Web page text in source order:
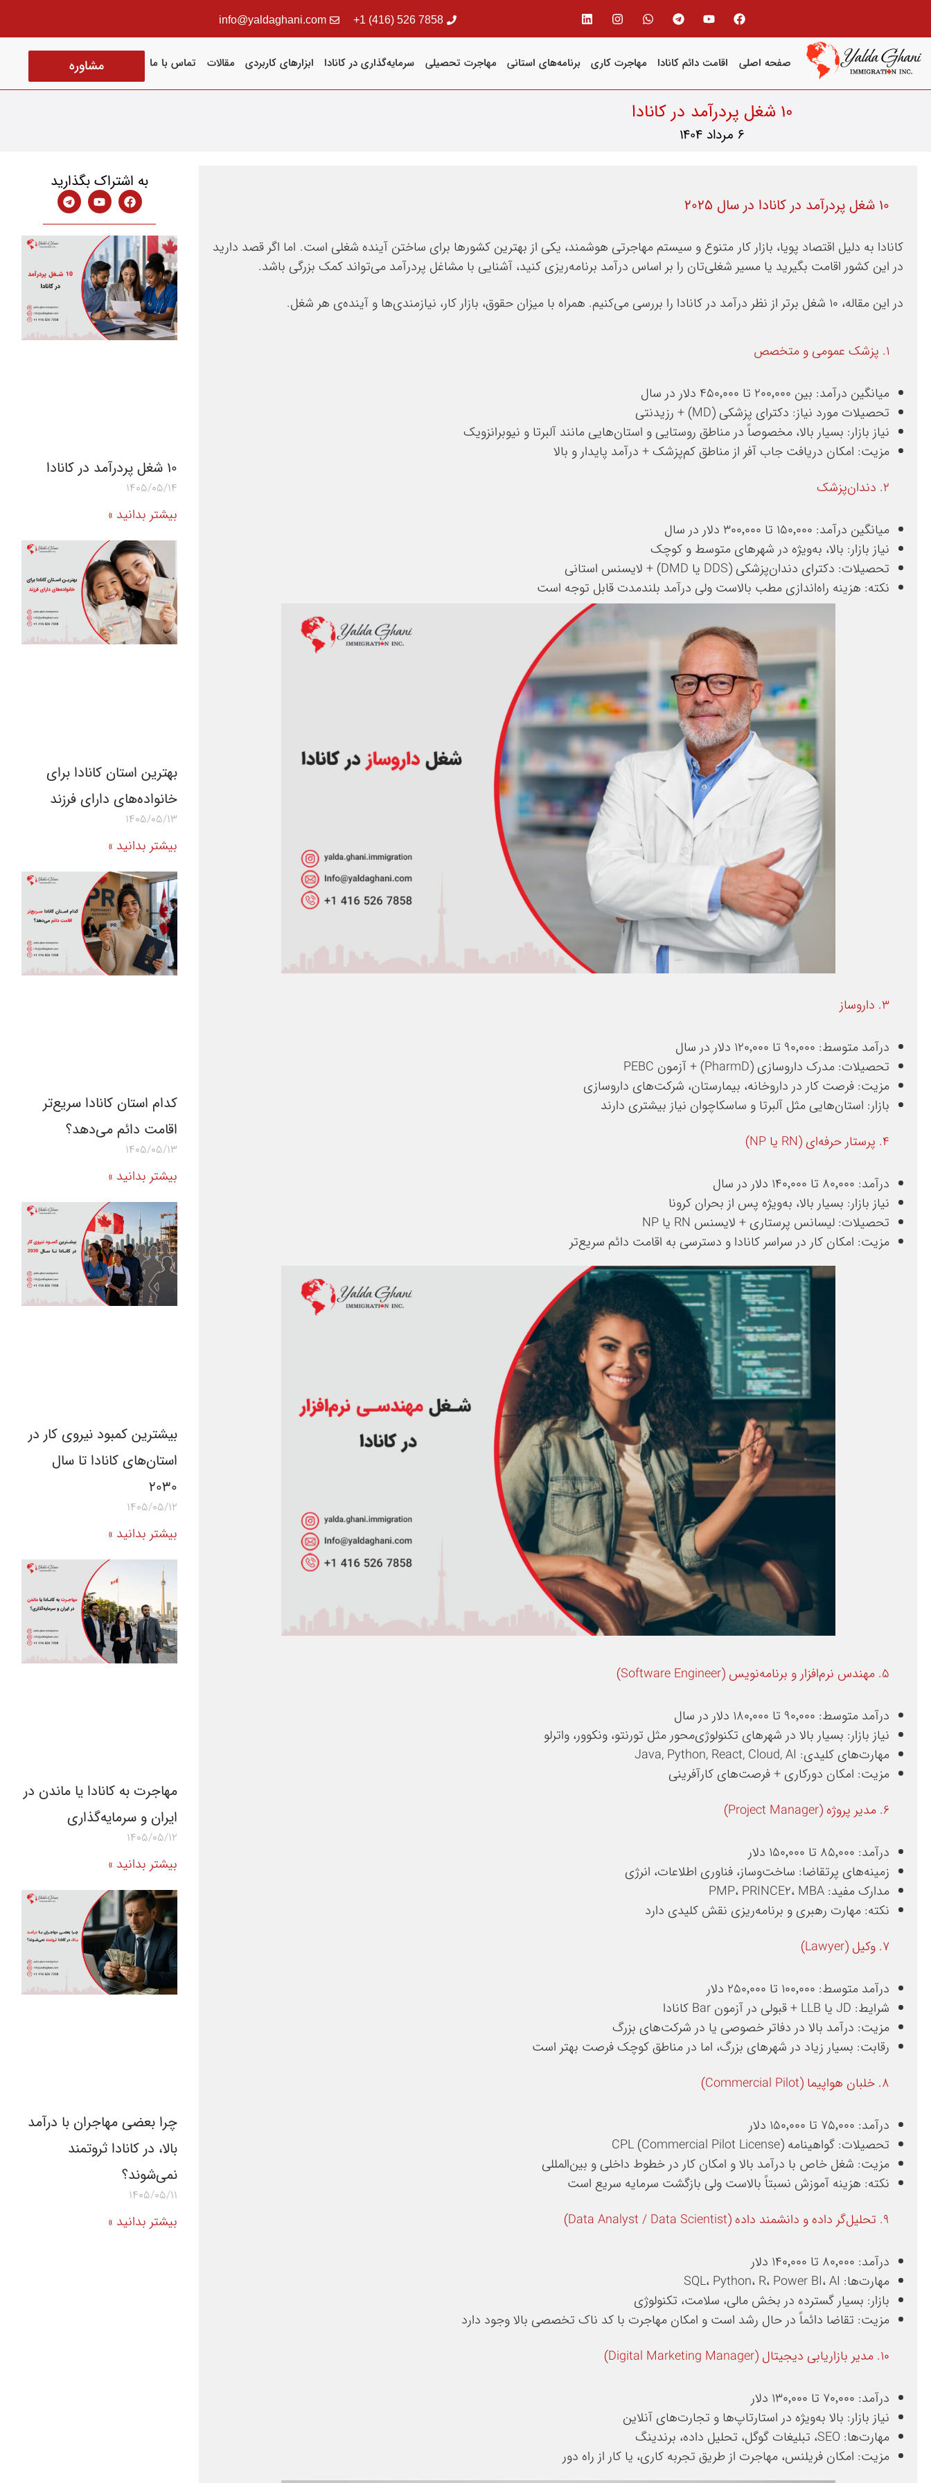
7858 526 (416) 1+
info@yaldaghani.com
صفحه اصلی اقامت دائم کانادا مهاجرت کاری برنامه‌های استانی مهاجرت تحصیلی سرمایه‌گذاری در کانادا ابزارهای کاربردی مقالات تماس با ما مشاوره
10 شغل پردرآمد در کانادا
6 مرداد 1404
۱۰ شغل پردرآمد در کانادا در سال ۲۰۲۵
کانادا به دلیل اقتصاد پویا، بازار کار متنوع و سیستم مهاجرتی هوشمند، یکی از بهترین کشورها برای ساختن آینده شغلی است. اما اگر قصد دارید
در این کشور اقامت بگیرید یا مسیر شغلی‌تان را بر اساس درآمد برنامه‌ریزی کنید، آشنایی با مشاغل پردرآمد می‌تواند کمک بزرگی باشد.
در این مقاله، ۱۰ شغل برتر از نظر درآمد در کانادا را بررسی می‌کنیم. همراه با میزان حقوق، بازار کار، نیازمندی‌ها و آینده‌ی هر شغل.
۱. پزشک عمومی و متخصص
میانگین درآمد: بین ۲۰۰٬۰۰۰ تا ۴۵۰٬۰۰۰ دلار در سال
تحصیلات مورد نیاز: دکترای پزشکی (MD) + رزیدنتی
نیاز بازار: بسیار بالا، مخصوصاً در مناطق روستایی و استان‌هایی مانند آلبرتا و نیوبرانزویک
مزیت: امکان دریافت جاب آفر از مناطق کم‌پزشک + درآمد پایدار و بالا
۲. دندان‌پزشک
میانگین درآمد: ۱۵۰٬۰۰۰ تا ۳۰۰٬۰۰۰ دلار در سال
نیاز بازار: بالا، به‌ویژه در شهرهای متوسط و کوچک
تحصیلات: دکترای دندان‌پزشکی (DDS یا DMD) + لایسنس استانی
نکته: هزینه راه‌اندازی مطب بالاست ولی درآمد بلندمدت قابل توجه است
۳. داروساز
درآمد متوسط: ۹۰٬۰۰۰ تا ۱۲۰٬۰۰۰ دلار در سال
تحصیلات: مدرک داروسازی (PharmD) + آزمون PEBC
مزیت: فرصت کار در داروخانه، بیمارستان، شرکت‌های داروسازی
بازار: استان‌هایی مثل آلبرتا و ساسکاچوان نیاز بیشتری دارند
۴. پرستار حرفه‌ای (RN یا NP)
درآمد: ۸۰٬۰۰۰ تا ۱۴۰٬۰۰۰ دلار در سال
نیاز بازار: بسیار بالا، به‌ویژه پس از بحران کرونا
تحصیلات: لیسانس پرستاری + لایسنس RN یا NP
مزیت: امکان کار در سراسر کانادا و دسترسی به اقامت دائم سریع‌تر
۵. مهندس نرم‌افزار و برنامه‌نویس (Software Engineer)
درآمد متوسط: ۹۰٬۰۰۰ تا ۱۸۰٬۰۰۰ دلار در سال
نیاز بازار: بسیار بالا در شهرهای تکنولوژی‌محور مثل تورنتو، ونکوور، واترلو
مهارت‌های کلیدی: Java, Python, React, Cloud, AI
مزیت: امکان دورکاری + فرصت‌های کارآفرینی
۶. مدیر پروژه (Project Manager)
درآمد: ۸۵٬۰۰۰ تا ۱۵۰٬۰۰۰ دلار
زمینه‌های پرتقاضا: ساخت‌وساز، فناوری اطلاعات، انرژی
مدارک مفید: PMP، PRINCE2، MBA
نکته: مهارت رهبری و برنامه‌ریزی نقش کلیدی دارد
۷. وکیل (Lawyer)
درآمد متوسط: ۱۰۰٬۰۰۰ تا ۲۵۰٬۰۰۰ دلار
شرایط: JD یا LLB + قبولی در آزمون Bar کانادا
مزیت: درآمد بالا در دفاتر خصوصی یا در شرکت‌های بزرگ
رقابت: بسیار زیاد در شهرهای بزرگ، اما در مناطق کوچک فرصت بهتر است
۸. خلبان هواپیما (Commercial Pilot)
درآمد: ۷۵٬۰۰۰ تا ۱۵۰٬۰۰۰ دلار
تحصیلات: گواهینامه CPL (Commercial Pilot License)
مزیت: شغل خاص با درآمد بالا و امکان کار در خطوط داخلی و بین‌المللی
نکته: هزینه آموزش نسبتاً بالاست ولی بازگشت سرمایه سریع است
۹. تحلیل‌گر داده و دانشمند داده (Data Analyst / Data Scientist)
درآمد: ۸۰٬۰۰۰ تا ۱۴۰٬۰۰۰ دلار
مهارت‌ها: SQL، Python، R، Power BI، AI
بازار: بسیار گسترده در بخش مالی، سلامت، تکنولوژی
مزیت: تقاضا دائماً در حال رشد است و امکان مهاجرت با کد ناک تخصصی بالا وجود دارد
۱۰. مدیر بازاریابی دیجیتال (Digital Marketing Manager)
درآمد: ۷۰٬۰۰۰ تا ۱۳۰٬۰۰۰ دلار
نیاز بازار: بالا به‌ویژه در استارتاپ‌ها و تجارت‌های آنلاین
مهارت‌ها: SEO، تبلیغات گوگل، تحلیل داده، برندینگ
مزیت: امکان فریلنس، مهاجرت از طریق تجربه کاری، یا کار از راه دور
به اشتراک بگذارید
10 شغل پردرآمد در کانادا
1405/05/14
بیشتر بدانید »
بهترین استان کانادا برای
خانواده‌های دارای فرزند
1405/05/13
بیشتر بدانید »
کدام استان کانادا سریع‌تر
اقامت دائم می‌دهد؟
1405/05/13
بیشتر بدانید »
بیشترین کمبود نیروی کار در
استان‌های کانادا تا سال
۲۰۳۰
1405/05/12
بیشتر بدانید »
مهاجرت به کانادا یا ماندن در
ایران و سرمایه‌گذاری
1405/05/12
بیشتر بدانید »
چرا بعضی مهاجران با درآمد
بالا، در کانادا ثروتمند
نمی‌شوند؟
1405/05/11
بیشتر بدانید »